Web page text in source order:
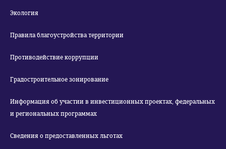
Экология
Правила благоустройства территории
Противодействие коррупции
Градостроительное зонирование
Информация об участии в инвестиционных проектах, федеральных
и региональных программах
Сведения о предоставленных льготах